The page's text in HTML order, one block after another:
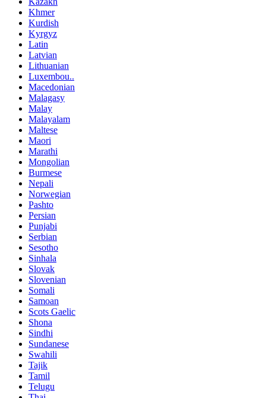
Khmer
Kurdish
Kyrgyz
Latin
Latvian
Lithuanian
Luxembou..
Macedonian
Malagasy
Malay
Malayalam
Maltese
Maori
Marathi
Mongolian
Burmese
Nepali
Norwegian
Pashto
Persian
Punjabi
Serbian
Sesotho
Sinhala
Slovak
Slovenian
Somali
Samoan
Scots Gaelic
Shona
Sindhi
Sundanese
Swahili
Tajik
Tamil
Telugu